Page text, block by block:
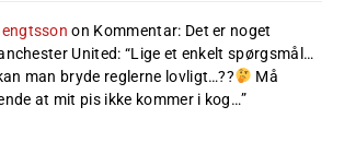
on Kommentar: Det er noget
United: “Lige et enkelt spørgsmål…
man bryde reglerne lovligt…??
Må
at mit pis ikke kommer i kog…”